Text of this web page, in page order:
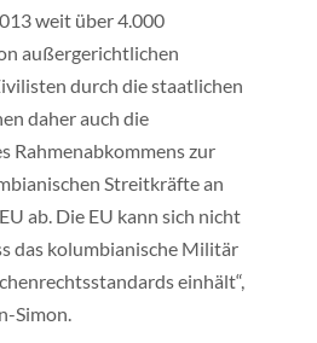
weit über 4.000
außergerichtlichen
durch die staatlichen
daher auch die
Rahmenabkommens zur
Streitkräfte an
ab. Die EU kann sich nicht
das kolumbianische Militär
einhält“,
Simon.